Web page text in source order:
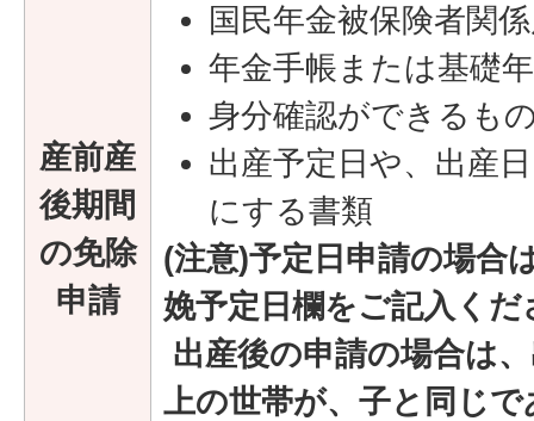
産前産
後期間
の免除
申請
国民年金被保険者関
年金手帳または基礎
身分確認ができるも
出産予定日や、出産
にする書類
(注意)予定日申請の場合
娩予定日欄をご記入くだ
出産後の申請の場合は
上の世帯が、子と同じ